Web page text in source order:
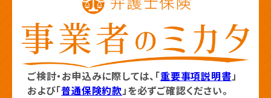
ご検討・お申込みに際しては、「重要事項説明書 」
および「普通保険約款 」を必ずご確認ください。